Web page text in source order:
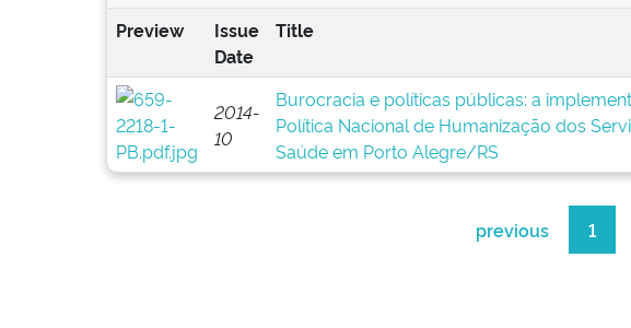
Preview
Issue
Date
Title
2014-
10
Burocracia e políticas públicas: a
Política Nacional de Humanização dos
Saúde em Porto Alegre/RS
previous 1